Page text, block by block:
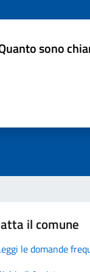
sono
il comune
le domande